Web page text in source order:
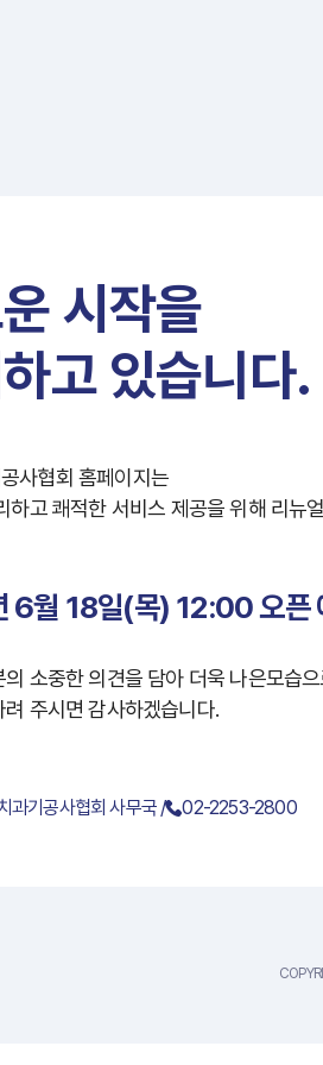
시작을
고 있습니다.
사협회 홈페이지는
하고 쾌적한 서비스 제공을 위해 리뉴
6월 18일(목) 12:00 오픈
소중한 의견을 담아 더욱 나은모습
려 주시면 감사하겠습니다.
과기공사협회 사무국 / 02-2253-2800